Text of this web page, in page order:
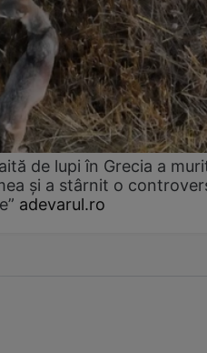
de lupi în Grecia a
și a stârnit o
adevarul.ro